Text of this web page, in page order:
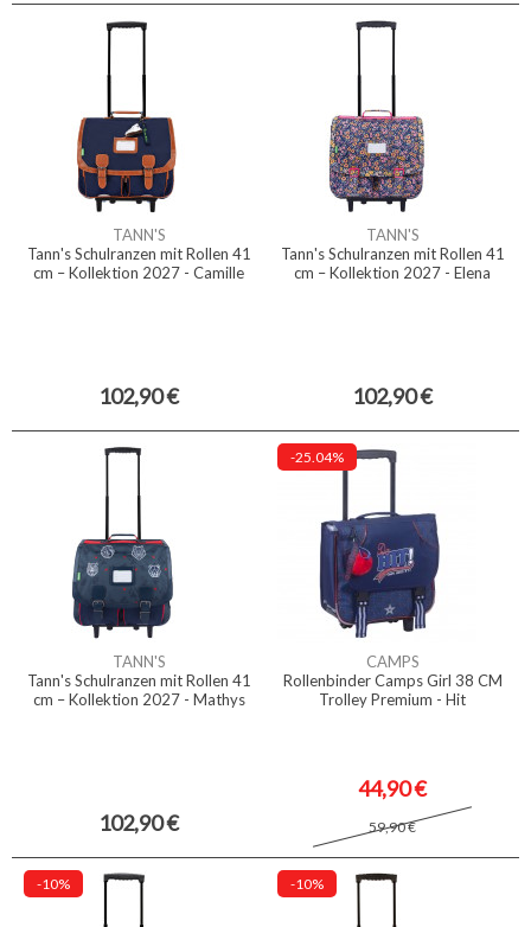
TANN'S
Tann's Schulranzen mit Rollen 41
cm – Kollektion 2027 - Camille
102,90 €
TANN'S
Tann's Schulranzen mit Rollen 41
cm – Kollektion 2027 - Elena
102,90 €
TANN'S
Tann's Schulranzen mit Rollen 41
cm – Kollektion 2027 - Mathys
102,90 €
-25.04%
CAMPS
Rollenbinder Camps Girl 38 CM
Trolley Premium - Hit
44,90 €
59,90 €
-10% -10%